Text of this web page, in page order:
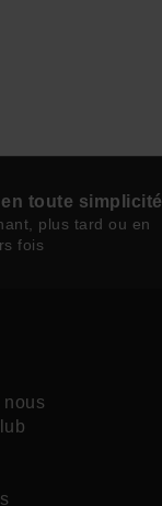
toute simplicité
plus tard ou en
fois
nous